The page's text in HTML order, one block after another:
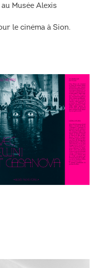
Musée Alexis
le cinéma à Sion.